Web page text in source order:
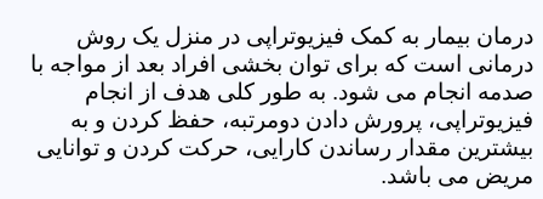
درمان بیمار به کمک فیزیوتراپی در منزل یک روش
درمانی است که برای توان بخشی افراد بعد از مواجه با
صدمه انجام می شود. به طور کلی هدف از انجام
فیزیوتراپی، پرورش دادن دومرتبه، حفظ کردن و به
بیشترین مقدار رساندن کارایی، حرکت کردن و توانایی
مریض می باشد.